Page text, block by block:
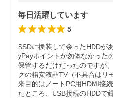
毎日活躍しています
5
SSDに換装して余ったHDDが
yPayポイントが勿体なかった
保管するだけだったのですが
クの格安液晶TV（不具合はリ
来目的はノートPC用HDMI接
たところ、USB接続のHDDで